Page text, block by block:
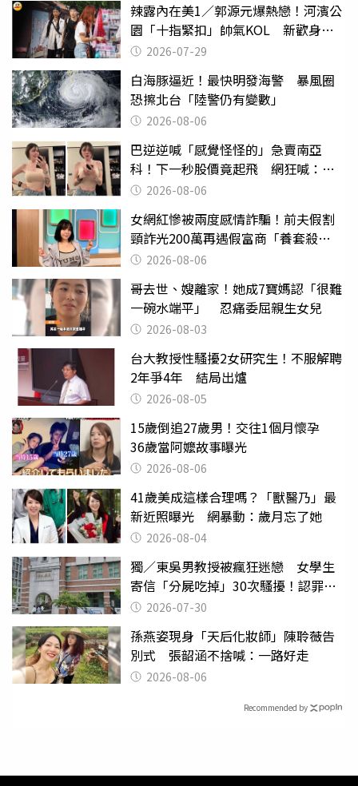
辣露內在美1／郭源元爆熱戀！河濱公
園「十指緊扣」帥氣KOL 新歡身份
曝光2026-07-29
白海豚逼近！最快明發海警 暴風圈
恐擦北台「陸警仍有變數」
2026-08-06
巴逆逆喊「感覺怪怪的」急賣南亞
科！下一秒股價竟起飛 網狂喊：大V
天龍2026-08-06
女網紅慘被兩度感情詐騙！前夫假割
頸詐光200萬再遇假富商「養套殺
2000萬」
2026-08-06
哥去世、嫂離家！她成7寶媽認「很難
一碗水端平」 忍痛委屈親生女兒
2026-08-03
台大教授性騷擾2女研究生！不服解聘
2年爭4年 結局出爐
2026-08-05
15歲倒追27歲男！交往1個月懷孕
36歲當阿嬤故事曝光
2026-08-06
41歲美成這樣合理嗎？「獸醫乃」最
新近照曝光 網暴動：歲月忘了她
2026-08-04
獨／東吳男教授被瘋狂迷戀 女學生
寄信「分屍吃掉」30次騷擾！認罪免
關 2026-07-30
孫燕姿現身「天后化妝師」陳聆薇告
別式 張韶涵不捨喊：一路好走
2026-08-06
Recommended by